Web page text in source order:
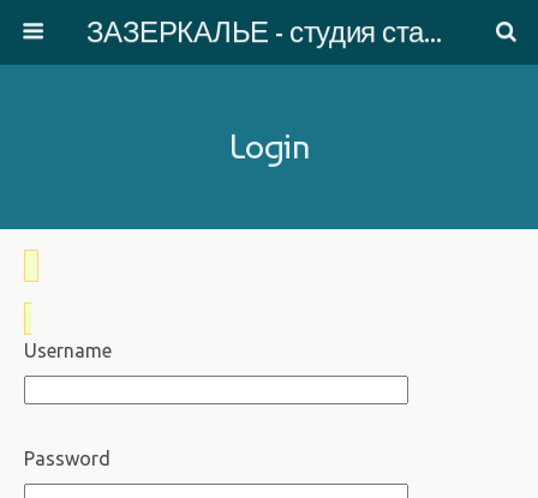
ЗАЗЕРКАЛЬЕ - студия старинного танца
Login
Username
Password